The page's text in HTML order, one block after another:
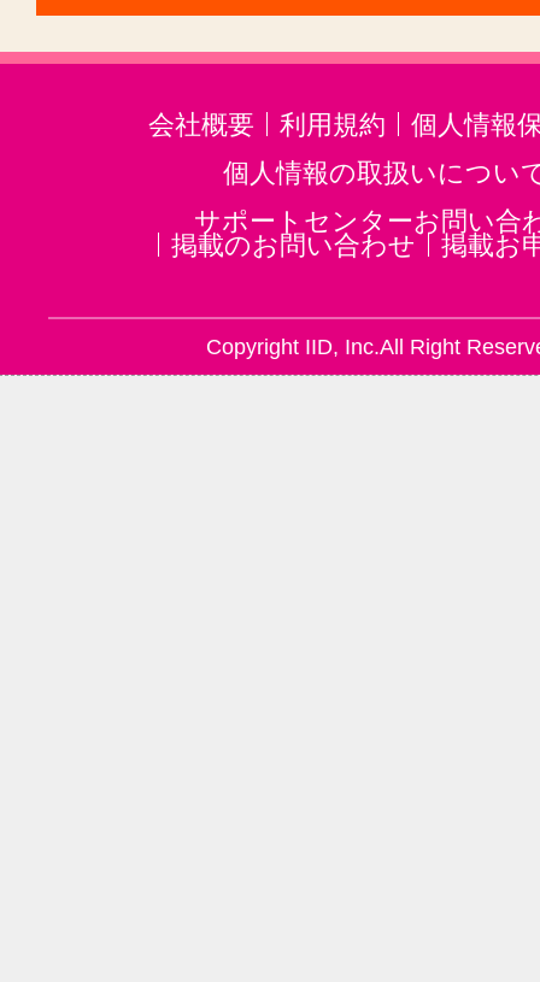
音楽・楽器その他(2)
会社概要 利用規約
個人情報
個人情報の取扱いについ
サポートセンターお問い合
掲載のお問い合わせ
掲載お
Copyright IID, Inc.All Right